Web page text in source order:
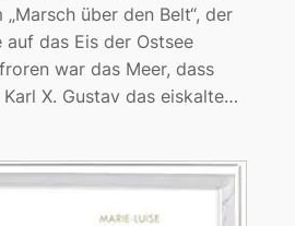
über den Belt“, der
auf das Eis der Ostsee
war das Meer, dass
X. Gustav das eiskalte…